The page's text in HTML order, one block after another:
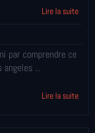
Lire la suite
par comprendre ce
...
Lire la suite